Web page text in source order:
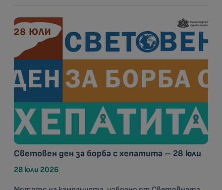
Световен ден за борба с хепатита – 28 юли
28 юли 2026